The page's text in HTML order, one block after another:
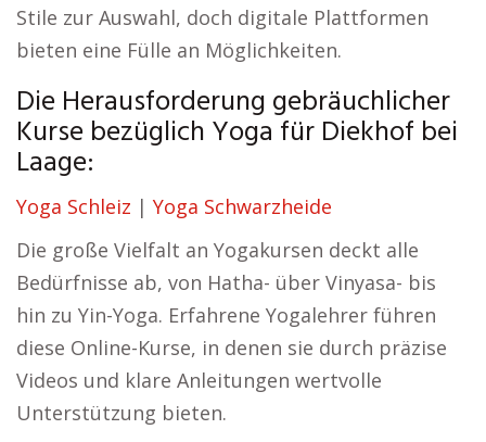
Stile zur Auswahl, doch digitale Plattformen
bieten eine Fülle an Möglichkeiten.
Die Herausforderung gebräuchlicher
Kurse bezüglich Yoga für Diekhof bei
Laage:
Yoga Schleiz | Yoga Schwarzheide
Die große Vielfalt an Yogakursen deckt alle
Bedürfnisse ab, von Hatha- über Vinyasa- bis
hin zu Yin-Yoga. Erfahrene Yogalehrer führen
diese Online-Kurse, in denen sie durch präzise
Videos und klare Anleitungen wertvolle
Unterstützung bieten.